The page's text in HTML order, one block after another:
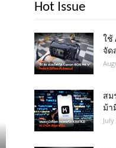
Hot Issue
ใช้
จัด
สม
ม้า